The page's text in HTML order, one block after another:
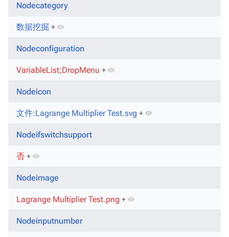
Nodecategory
数据挖掘 +
Nodeconfiguration
VariableList;DropMenu +
Nodeicon
文件:Lagrange Multiplier Test.svg +
Nodeifswitchsupport
否 +
Nodeimage
Lagrange Multiplier Test.png +
Nodeinputnumber